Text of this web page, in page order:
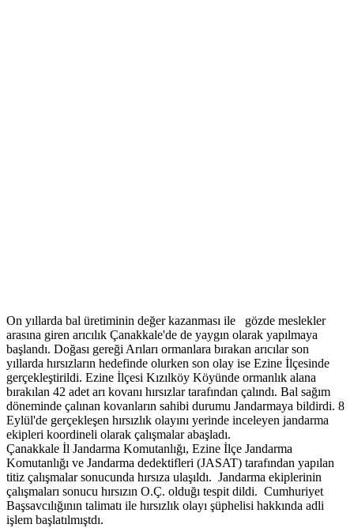
On yıllarda bal üretiminin değer kazanması ile gözde meslekler
arasına giren arıcılık Çanakkale'de de yaygın olarak yapılmaya
başlandı. Doğası gereği Arıları ormanlara bırakan arıcılar son
yıllarda hırsızların hedefinde olurken son olay ise Ezine İlçesinde
gerçekleştirildi. Ezine İlçesi Kızılköy Köyünde ormanlık alana
bırakılan 42 adet arı kovanı hırsızlar tarafından çalındı. Bal sağım
döneminde çalınan kovanların sahibi durumu Jandarmaya bildirdi. 8
Eylül'de gerçekleşen hırsızlık olayını yerinde inceleyen jandarma
ekipleri koordineli olarak çalışmalar abaşladı.
Çanakkale İl Jandarma Komutanlığı, Ezine İlçe Jandarma
Komutanlığı ve Jandarma dedektifleri (JASAT) tarafından yapılan
titiz çalışmalar sonucunda hırsıza ulaşıldı. Jandarma ekiplerinin
çalışmaları sonucu hırsızın O.Ç. olduğı tespit dildi. Cumhuriyet
Başsavcılığının talimatı ile hırsızlık olayı şüphelisi hakkında adli
işlem başlatılmıştdı.